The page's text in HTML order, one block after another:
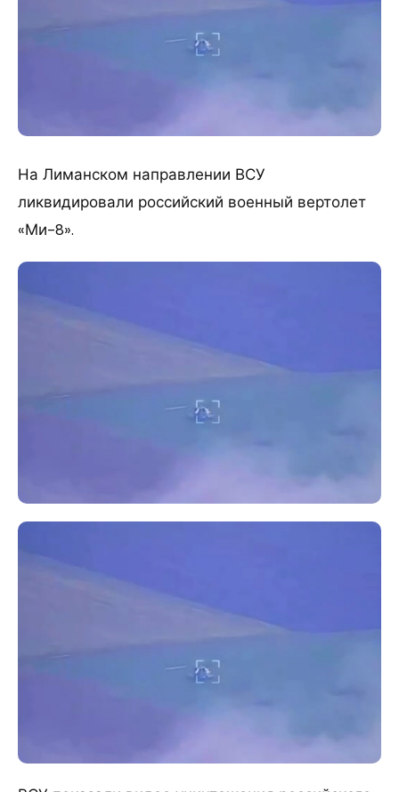
На Лиманском направлении ВСУ
ликвидировали российский военный вертолет
«Ми-8».